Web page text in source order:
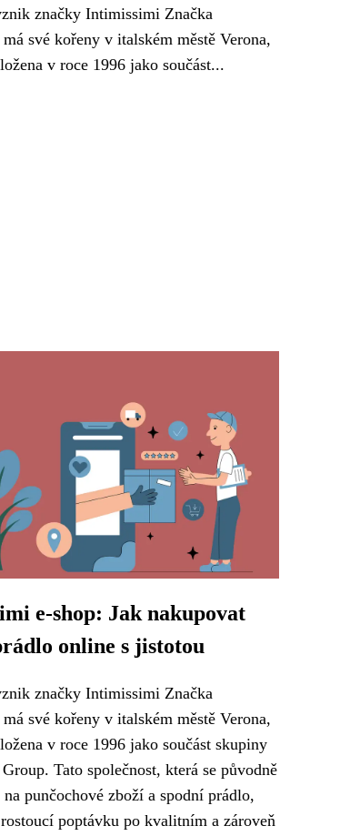
značky Intimissimi Značka
své kořeny v italském městě Verona,
v roce 1996 jako součást...
e-shop: Jak nakupovat
online s jistotou
značky Intimissimi Značka
své kořeny v italském městě Verona,
v roce 1996 jako součást skupiny
Tato společnost, která se původně
na punčochové zboží a spodní prádlo,
poptávku po kvalitním a zároveň